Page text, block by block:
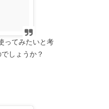
ってみたいと考
しょうか？